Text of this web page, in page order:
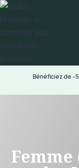
Aller
Bénéficiez de -
Femme